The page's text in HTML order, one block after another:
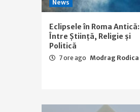
News
Eclipsele în Roma Antică:
Între Știință, Religie și
Politică
7 ore ago Modrag Rodica